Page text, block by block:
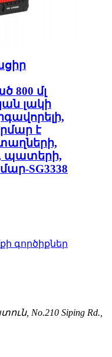
800 մլ
լակի
է
պատերի,
SG3338
գործիքներ
No.210 Siping Rd.,